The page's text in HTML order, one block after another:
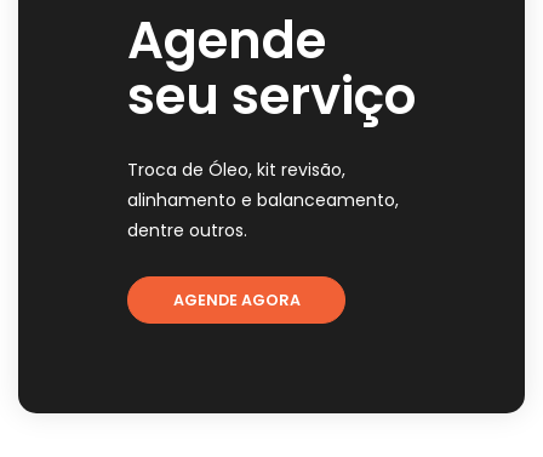
Agende
seu serviço
Troca de Óleo, kit revisão,
alinhamento e balanceamento,
dentre outros.
AGENDE AGORA